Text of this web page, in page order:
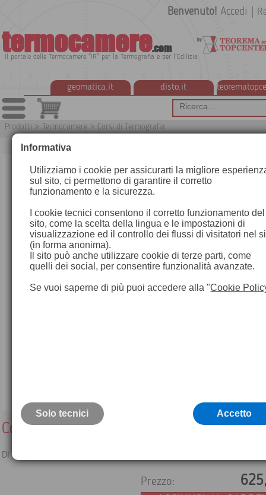
termocamere.com
Il portale delle Termocamere "IR" per la Termografia e per l'Edilizia
geomatica.it disto.it
Benvenuto! Accedi
Prodotti > Termocamere > Corsi di Termografia
Corso Termografia CORSO BASE 2 GIORNI
DI TERMOGRAFIA PER IL SETTORE EDILE
Prezzo:
Informativa
Utilizziamo i cookie per assicurarti la migliore
sul sito, ci permettono di garantire il corretto
funzionamento e la sicurezza.
I cookie tecnici consentono il corretto funzionamento del
sito, come la scelta della lingua e le impostazioni di
visualizzazione ed il controllo dei flussi di visitatori nel
(in forma anonima).
Il sito può anche utilizzare cookie di terze parti, come
quelli dei social, per consentire funzionalità avanzate.
Se vuoi saperne di più puoi accedere alla "Cookie
Solo tecnici Accetto